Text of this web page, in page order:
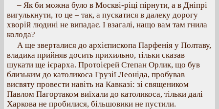
– Як би можна було в Москві-ріці пірнути, а в Дніпрі
вигулькнути, то це – так, а пускатися в далеку дорогу
хворій людині не випадає. І взагалі, нащо вам там гнила
колода?
А ще зверталися до архієпископа Парфенія у Полтаву,
владика прийняв досить прихильно, тільки сказав
шукати ще ієрарха. Протоієрей Степан Орлик, що був
близьким до католикоса Грузії Леоніда, пробував
висвяту провести навіть на Кавказі: зі священиком
Павлом Пагортаком виїхали до католикоса, тільки далі
Харкова не пробилися, більшовики не пустили.